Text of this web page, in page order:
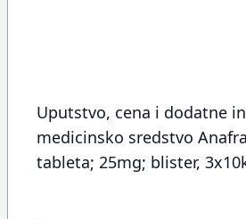
Uputstvo, cena i dodatne
medicinsko sredstvo
tableta; 25mg; blister,